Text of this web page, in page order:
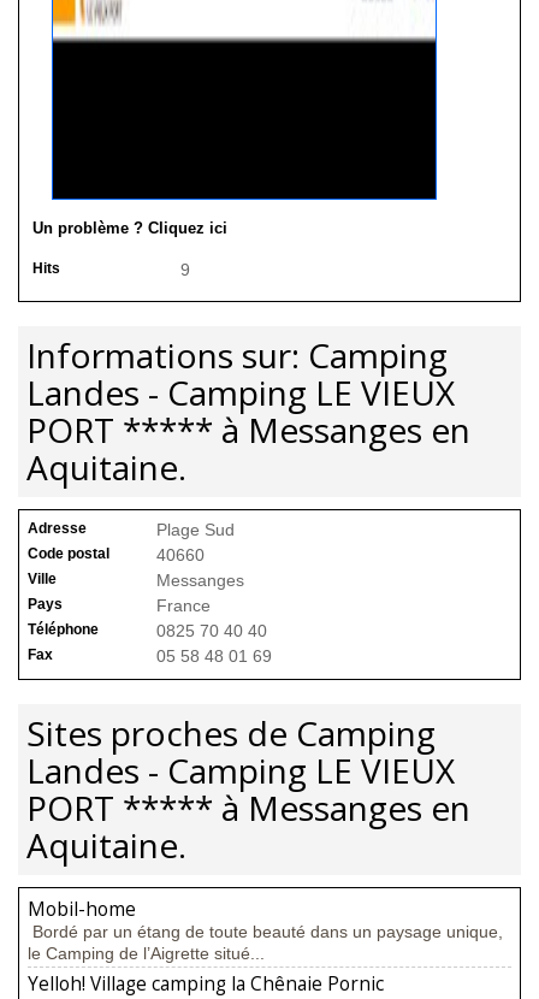
Un problème ? Cliquez ici
Hits 9
Informations sur: Camping
Landes - Camping LE VIEUX
PORT ***** à Messanges en
Aquitaine.
Adresse Plage Sud
Code postal 40660
Ville Messanges
Pays France
Téléphone 0825 70 40 40
Fax 05 58 48 01 69
Sites proches de Camping
Landes - Camping LE VIEUX
PORT ***** à Messanges en
Aquitaine.
Mobil-home
Bordé par un étang de toute beauté dans un paysage unique,
le Camping de l’Aigrette situé...
Yelloh! Village camping la Chênaie Pornic